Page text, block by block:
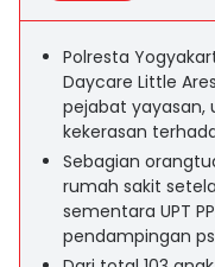
Polresta
Daycare Little
pejabat yayasan,
kekerasan
Sebagian
rumah sakit
sementara UPT
pendampingan